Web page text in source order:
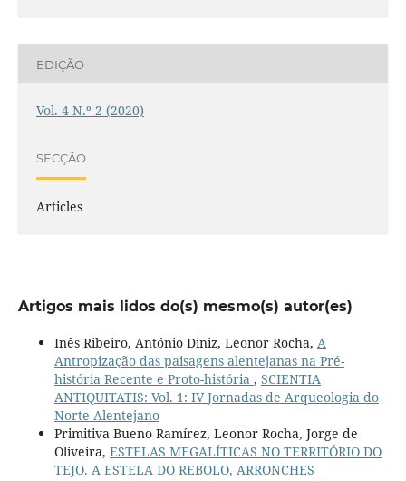
EDIÇÃO
Vol. 4 N.º 2 (2020)
SECÇÃO
Articles
Artigos mais lidos do(s) mesmo(s) autor(es)
Inês Ribeiro, António Diniz, Leonor Rocha, A
Antropização das paisagens alentejanas na Pré-
história Recente e Proto-história , SCIENTIA
ANTIQUITATIS: Vol. 1: IV Jornadas de Arqueologia do
Norte Alentejano
Primitiva Bueno Ramírez, Leonor Rocha, Jorge de
Oliveira, ESTELAS MEGALÍTICAS NO TERRITÓRIO DO
TEJO. A ESTELA DO REBOLO, ARRONCHES